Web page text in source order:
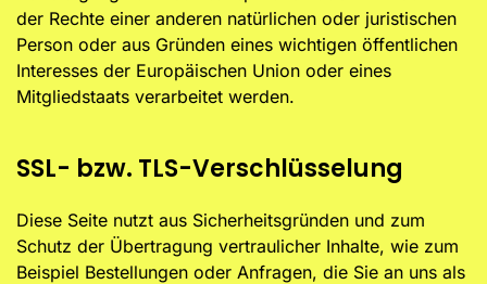
der Rechte einer anderen natürlichen oder juristischen
Person oder aus Gründen eines wichtigen öffentlichen
Interesses der Europäischen Union oder eines
Mitgliedstaats verarbeitet werden.
SSL- bzw. TLS-Verschlüsselung
Diese Seite nutzt aus Sicherheitsgründen und zum
Schutz der Übertragung vertraulicher Inhalte, wie zum
Beispiel Bestellungen oder Anfragen, die Sie an uns als